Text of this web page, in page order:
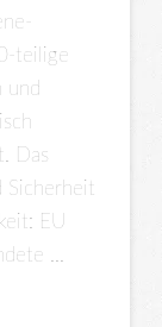
teilige
Das
EU
…